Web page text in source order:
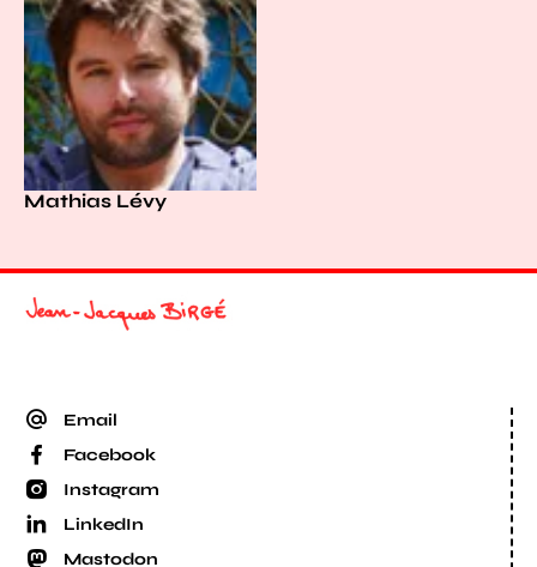
Mathias Lévy
Email
Facebook
Instagram
LinkedIn
Mastodon